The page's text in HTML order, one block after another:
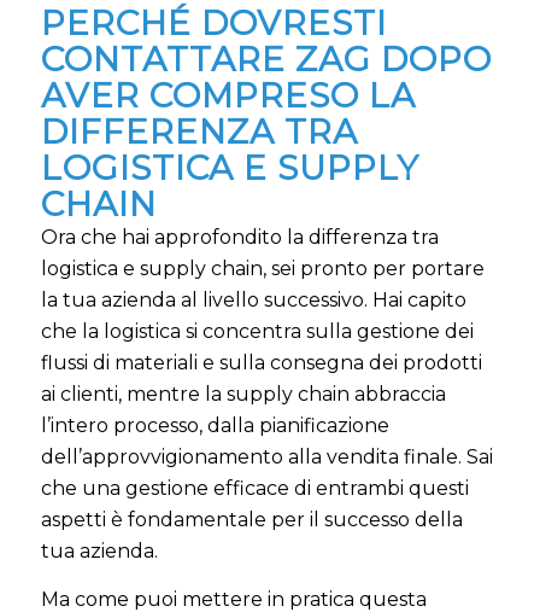
PERCHÉ DOVRESTI
CONTATTARE ZAG DOPO
AVER COMPRESO LA
DIFFERENZA TRA
LOGISTICA E SUPPLY
CHAIN
Ora che hai approfondito la differenza tra
logistica e supply chain, sei pronto per portare
la tua azienda al livello successivo. Hai capito
che la logistica si concentra sulla gestione dei
flussi di materiali e sulla consegna dei prodotti
ai clienti, mentre la supply chain abbraccia
l’intero processo, dalla pianificazione
dell’approvvigionamento alla vendita finale. Sai
che una gestione efficace di entrambi questi
aspetti è fondamentale per il successo della
tua azienda.
Ma come puoi mettere in pratica questa